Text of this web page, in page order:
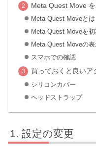
Meta Quest Move
Meta Quest Moveとは
Meta Quest Moveを
Meta Quest Moveの表
スマホでの確認
買っておくと良いア
シリコンカバー
ヘッドストラップ
設定の変更